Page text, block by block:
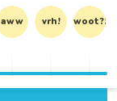
aww vrh! woot?!